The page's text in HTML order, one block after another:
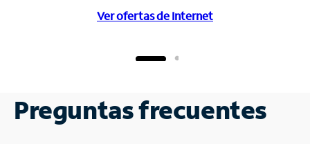
Ver ofertas de Internet
Preguntas frecuentes